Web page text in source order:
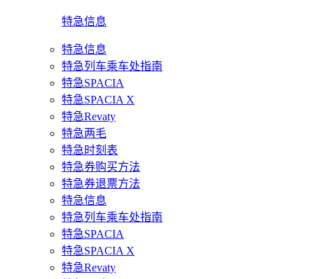
特急信息
特急信息
特急列车乘车处指南
特急SPACIA
特急SPACIA X
特急Revaty
特急两毛
特急时刻表
特急券购买方法
特急券退票方法
特急信息
特急列车乘车处指南
特急SPACIA
特急SPACIA X
特急Revaty